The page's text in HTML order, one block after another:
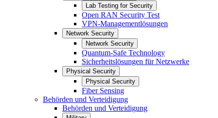
Lab Testing for Security
Open RAN Security Test
VPN-Managementlösungen
Network Security
Network Security
Quantum-Safe Technology
Sicherheitslösungen für Netzwerke
Physical Security
Physical Security
Fiber Sensing
Behörden und Verteidigung
Behörden und Verteidigung